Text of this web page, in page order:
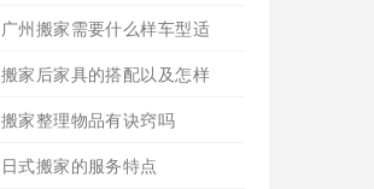
下雨天搬家注意事项有哪些
广州搬家需要什么样车型适
搬家后家具的搭配以及怎样
搬家整理物品有诀窍吗